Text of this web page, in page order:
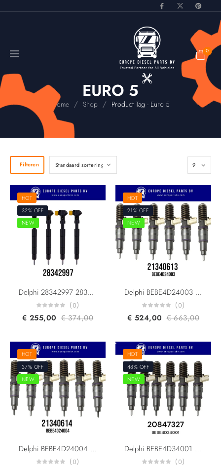
0
EURO 5
Home / Shop / Product Tag - Euro 5
Filteren
HOT
32% OFF
NEW
Delphi 28342997 28348371 R00002D A6510704987 A6510700587 Mercedes Benz Sprinter Vito Viano C180 C200 C220 E200 E220 Jeep Patriot Infiniti Q50 DFI 1.5 CR Injector Euro 5
(0)
€ 255,00 €374,00
HOT
21% OFF
NEW
Delphi BEBE4D24003 BEBE4D16003 Volvo Trucks 21340613 7421340613 21371674 85003265 20584347 20972223 For D13A FM360/400/440 EUI Diesel Injector Euro 5
(0)
€ 524,00 €663,00
HOT
37% OFF
NEW
Delphi BEBE4D24004 Renault & Volvo Trucks 21340614 21371675 7421340614 85000872 85003266 For dxÄ°13 fh460/500/520 EUI Diesel Injector Euro 5
(0)
HOT
48% OFF
NEW
Delphi BEBE4D34001 Volvo Trucks & Volvo Penta 20847327 20530081 23115915 3801403 For D12 D12D 465HP Engine EUI Diesel Injector Euro 5
(0)